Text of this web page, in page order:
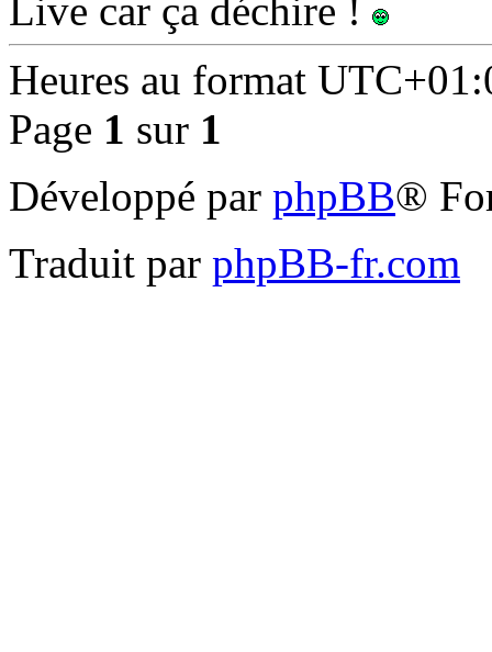
Live car ça déchire !
Heures au format
Page 1 sur 1
Développé par phpBB®
Traduit par phpBB-fr.com